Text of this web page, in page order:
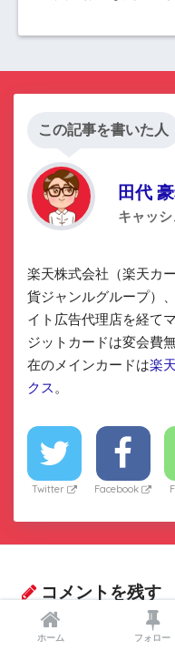
この記事を書いた人
田代
キャッ
楽天株式会社（楽天カ
貨ジャンルグループ）
イト広告代理店を経て
ジットカードは変会費
在のメインカードは楽
クス 。
Twitter Facebook
コメントを残す
メールアドレスが公開さ
ホーム フォロー